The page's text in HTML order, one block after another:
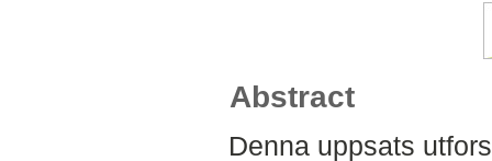
Abstract
Denna uppsats